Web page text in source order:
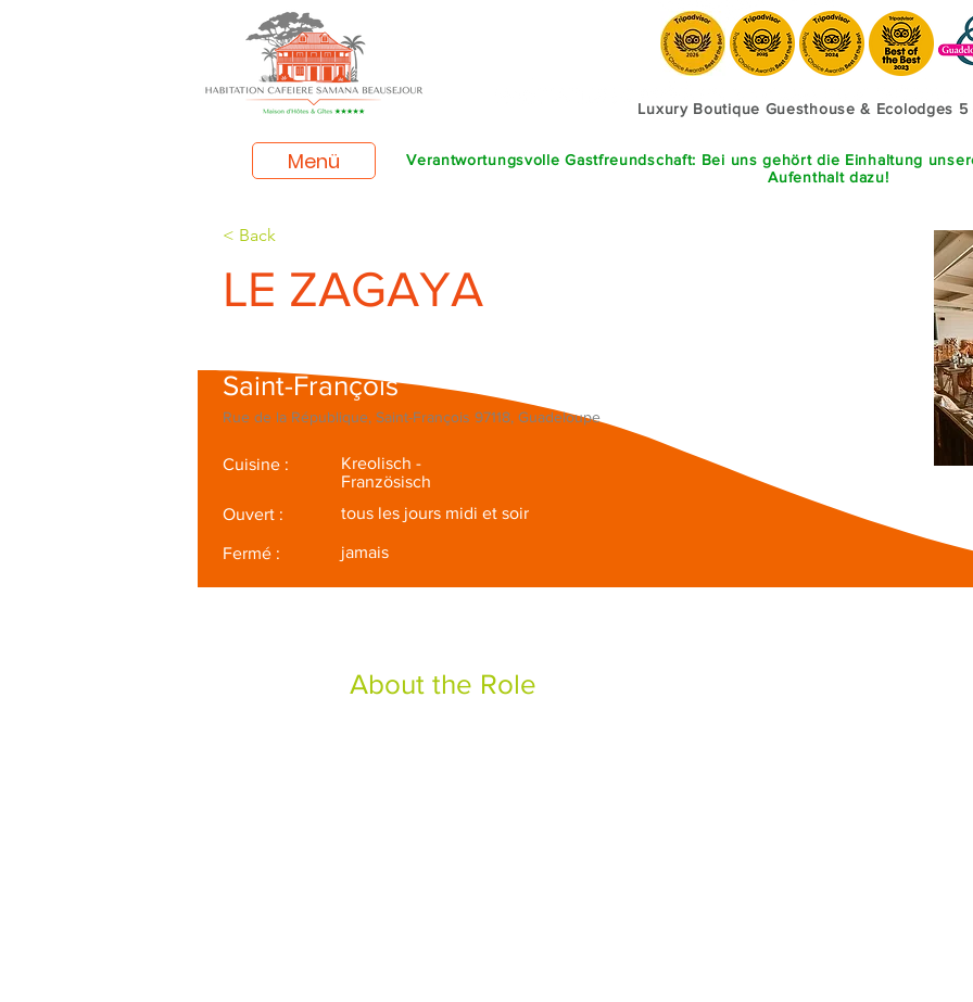
Luxury Boutique Guesthouse & Ecolodges
Menü
Verantwortungsvolle Gastfreundschaft: Bei uns gehört die Einhaltung
Aufenthalt dazu!
< Back
LE ZAGAYA
Saint-François
Kreolisch -
Französisch
Rue de la République, Saint-François 97118, Guadeloupe
Cuisine :
Ouvert :
Fermé :
tous les jours midi et soir
jamais
About the Role